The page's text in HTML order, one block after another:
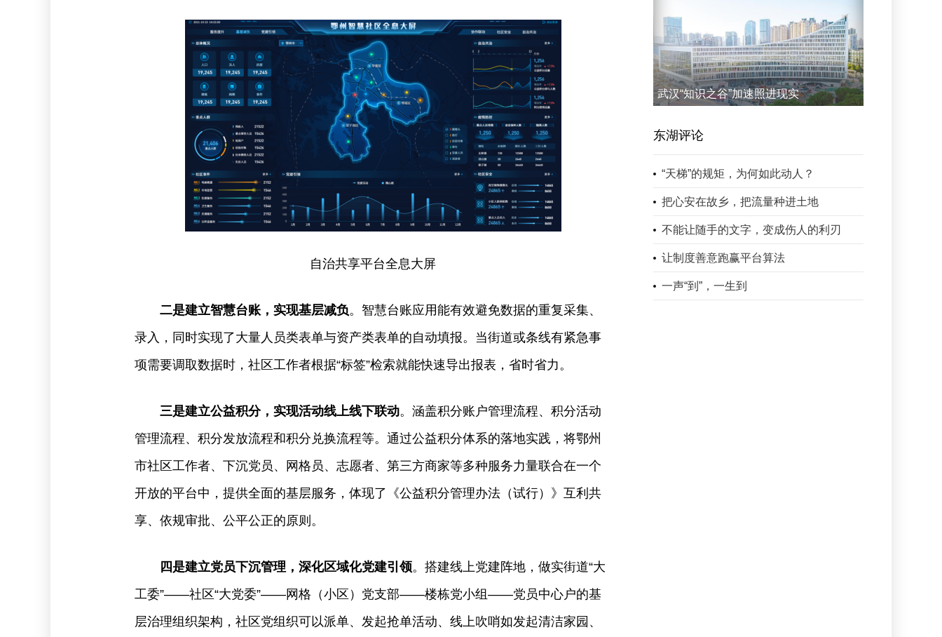
自治共享平台全息大屏
二是建立智慧台账，实现基层减负。智慧台账应用能有效避免数据的重复采集、
录入，同时实现了大量人员类表单与资产类表单的自动填报。当街道或条线有紧急事
项需要调取数据时，社区工作者根据“标签”检索就能快速导出报表，省时省力。
三是建立公益积分，实现活动线上线下联动。涵盖积分账户管理流程、积分活动
管理流程、积分发放流程和积分兑换流程等。通过公益积分体系的落地实践，将鄂州
市社区工作者、下沉党员、网格员、志愿者、第三方商家等多种服务力量联合在一个
开放的平台中，提供全面的基层服务，体现了《公益积分管理办法（试行）》互利共
享、依规审批、公平公正的原则。
四是建立党员下沉管理，深化区域化党建引领。搭建线上党建阵地，做实街道“大
工委”——社区“大党委”——网格（小区）党支部——楼栋党小组——党员中心户的基
层治理组织架构，社区党组织可以派单、发起抢单活动、线上吹哨如发起清洁家园、
武汉“知识之谷”加速照进现实
东湖评论
“天梯”的规矩，为何如此动人？
把心安在故乡，把流量种进土地
不能让随手的文字，变成伤人的利刃
让制度善意跑赢平台算法
一声“到”，一生到